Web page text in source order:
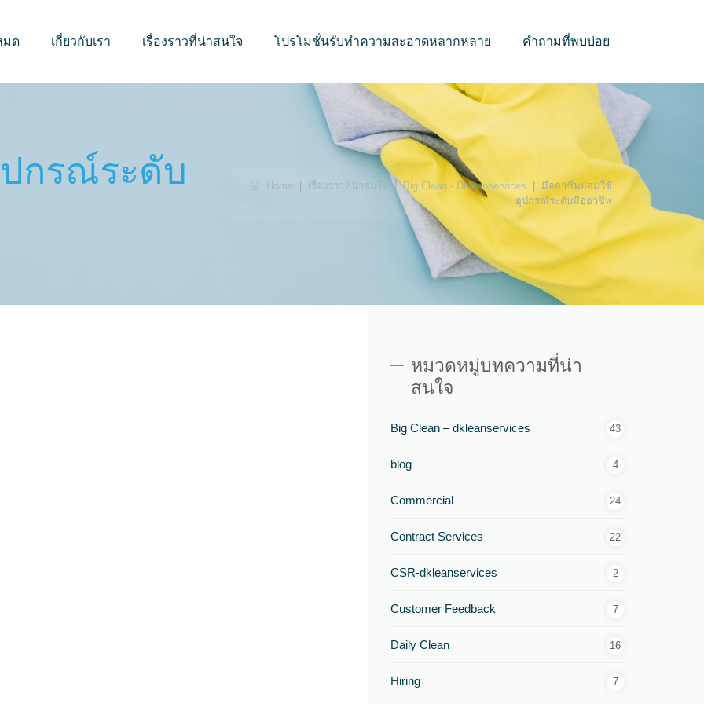
มด เกี่ยวกับเรา เรื่องราวที่น่าสนใจ โปรโมชั่นรับทำความสะอาดหลากหลาย คำถามที่พบบ่อย
กรณ์ระดับ
Home เรื่องราวที่น่าสนใจ |Big Clean - Dkleanservices
มืออาชีพย่อมใช้
อุปกรณ์ระดับมืออาชีพ
หมวดหมู่บทความที่น่า
สนใจ
Big Clean – dkleanservices 43
blog 4
Commercial 24
Contract Services 22
CSR-dkleanservices 2
Customer Feedback 7
Daily Clean 16
Hiring 7